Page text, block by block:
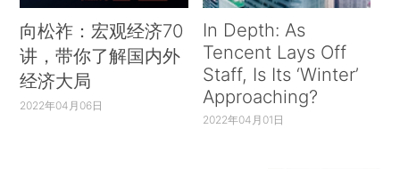
向松祚：宏观经济70
讲，带你了解国内外
经济大局
2022年04月06日
In Depth: As
Tencent Lays Off
Staff, Is Its ‘Winter’
Approaching?
2022年04月01日